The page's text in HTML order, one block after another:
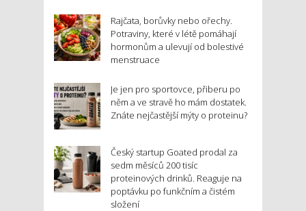
Rajčata, borůvky nebo ořechy.
Potraviny, které v létě pomáhají
hormonům a ulevují od bolestivé
menstruace
Je jen pro sportovce, přiberu po
něm a ve stravě ho mám dostatek.
Znáte nejčastější mýty o proteinu?
Český startup Goated prodal za
sedm měsíců 200 tisíc
proteinových drinků. Reaguje na
poptávku po funkčním a čistém
složení